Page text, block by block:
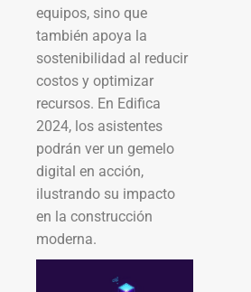
equipos, sino que
también apoya la
sostenibilidad al reducir
costos y optimizar
recursos. En Edifica
2024, los asistentes
podrán ver un gemelo
digital en acción,
ilustrando su impacto
en la construcción
moderna.